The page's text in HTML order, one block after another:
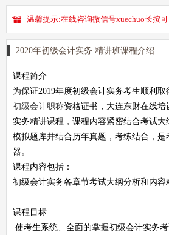
温馨提示:在线咨询微信号xuechuo长按
2020年初级会计实务 精讲班课程介绍
课程简介
为保证2019年度初级会计实务考生顺利
初级会计职称资格证书，大连东财在线
实务精讲课程，课程内容紧密结合考试大
模拟题库并结合历年真题，考练结合，是
器。
课程内容包括：
初级会计实务各章节考试大纲分析和内容
课程目标
使考生系统、全面的掌握初级会计实务